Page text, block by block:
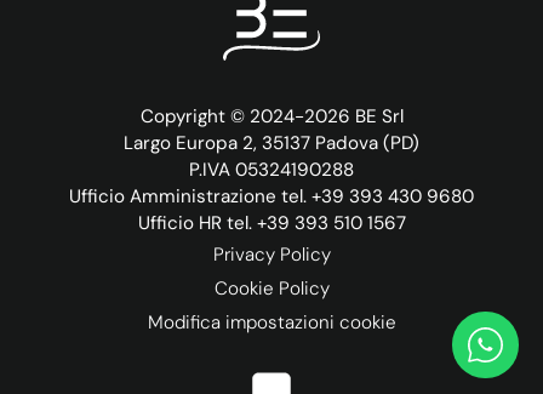
Copyright © 2024-2026 BE Srl
Largo Europa 2, 35137 Padova (PD)
P.IVA 05324190288
Ufficio Amministrazione tel. +39 393 430 9680
Ufficio HR tel. +39 393 510 1567
Privacy Policy
Cookie Policy
Modifica impostazioni cookie